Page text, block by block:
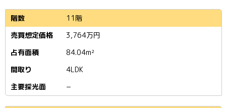
11階
3,764万円
84.04m²
4LDK
−